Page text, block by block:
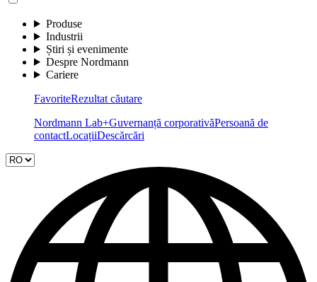
Produse
Industrii
Știri și evenimente
Despre Nordmann
Cariere
FavoriteRezultat căutare
Nordmann Lab+Guvernanță corporativăPersoană de
contactLocațiiDescărcări